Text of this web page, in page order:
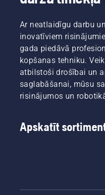
veicamo
Ar neatlaidīgu darbu
inovatīviem
gada piedāvā
kopšanas tehniku.
atbilstoši drošībai un
saglabāšanai, mūsu
risinājumos un
Apskatīt